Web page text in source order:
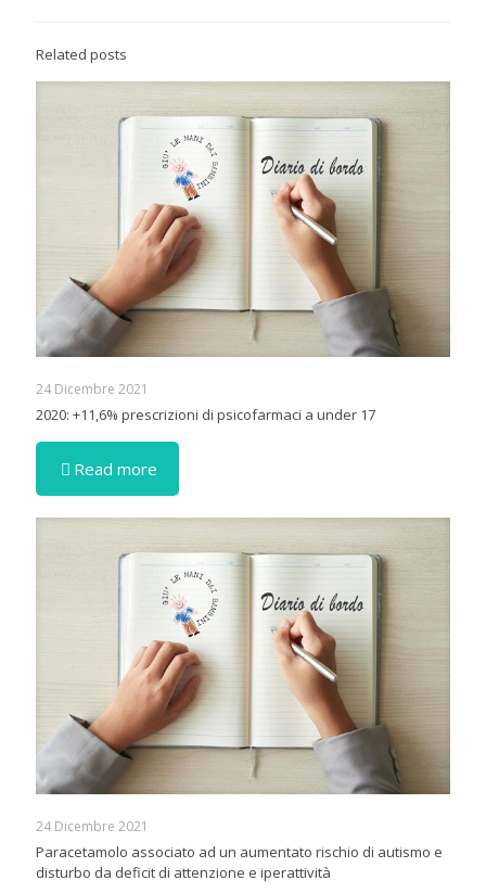
Related posts
24 Dicembre 2021
2020: +11,6% prescrizioni di psicofarmaci a under 17
Read more
24 Dicembre 2021
Paracetamolo associato ad un aumentato rischio di autismo e
disturbo da deficit di attenzione e iperattività